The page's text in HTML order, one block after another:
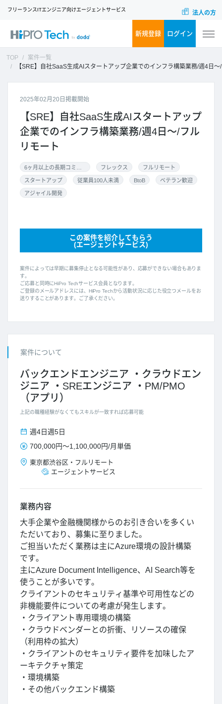
フリーランスITエンジニア向けエージェントサービス 法人の方
新規登録 ログイン
TOP
案件一覧
【SRE】自社SaaS生成AIスタートアップ企業でのインフラ構築業務/週4日～/フルリモート
2025年02月20日掲載開始
【SRE】自社SaaS生成AIスタートアップ
企業でのインフラ構築業務/週4日～/フル
リモート
フレックス フルリモート
スタートアップ 従業員100人未満 BtoB ベテラン歓迎
アジャイル開発
この案件を紹介してもらう
(エージェントサービス)
案件によっては早期に募集停止となる可能性があり、応募ができない場合もありま
す。
ご応募と同時にHiPro Techサービス会員となります。
ご登録のメールアドレスには、HiPro Techから活動状況に応じた役立つメールをお
送りすることがあります。ご了承ください。
案件について
バックエンドエンジニア
クラウドエン
ジニア
SREエンジニア
PM/PMO
（アプリ）
上記の職種経験がなくてもスキルが一致すれば応募可能
週4日週5日
700,000円～1,100,000円/月単価
東京都渋谷区 ・ フルリモート
エージェントサービス
業務内容
大手企業や金融機関様からのお引き合いを多くい
ただいており、募集に至りました。
ご担当いただく業務は主にAzure環境の設計構築
です。
主にAzure Document Intelligence、AI Search等を
使うことが多いです。
クライアントのセキュリティ基準や可用性などの
非機能要件についての考慮が発生します。
・クライアント専用環境の構築
・クラウドベンダーとの折衝、リソースの確保
（利用枠の拡大）
・クライアントのセキュリティ要件を加味したア
ーキテクチャ策定
・環境構築
・その他バックエンド構築